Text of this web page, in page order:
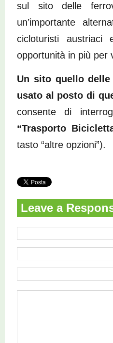
sul sito delle
un’importante
cicloturisti austriaci
opportunità in più per
Un sito quello delle
usato al posto di
consente di
“Trasporto
tasto “altre opzioni”).
Leave a